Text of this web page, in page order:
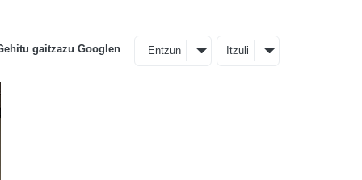
gaitzazu Googlen Entzun Itzuli